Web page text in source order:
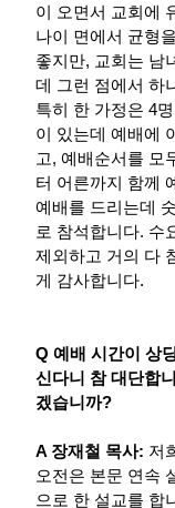
이 오면서 교회에
나이 면에서 균형
좋지만, 교회는 남
데 그런 점에서 하
특히 한 가정은 4
이 있는데 예배에
고, 예배순서를 모
터 어른까지 함께
예배를 드리는데
로 참석합니다. 수
제외하고 거의 다
게 감사합니다.
Q 예배 시간이 상
신다니 참 대단합
겠습니까?
A 장재철 목사: 저
오전은 본문 연속
으로 한 설교를 합